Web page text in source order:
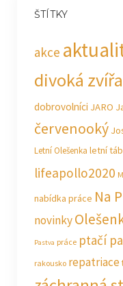
ŠTÍTKY
akce
divoká
dobrovolníci JARO
červenooký
Letní Olešenka letní
lifeapollo2020
nabídka práce Na
novinky
Pastva práce ptačí
rakousko repatriace